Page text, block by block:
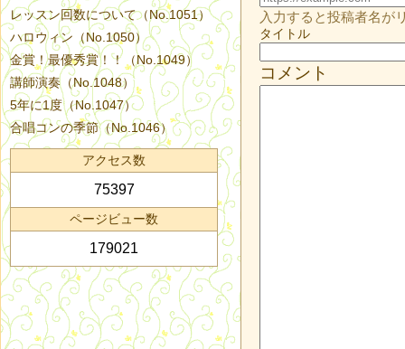
入力すると投稿者名が
タイトル
コメント
レッスン回数について（No.1051）
ハロウィン（No.1050）
金賞！最優秀賞！！（No.1049）
講師演奏（No.1048）
5年に1度（No.1047）
合唱コンの季節（No.1046）
アクセス数
75397
ページビュー数
179021